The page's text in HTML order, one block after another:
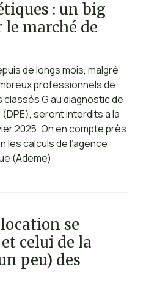
: un big
marché de
de longs mois, malgré
professionnels de
classés G au diagnostic de
seront interdits à la
2025. On en compte près
les calculs de l’agence
(Ademe).
se
celui de la
peu) des